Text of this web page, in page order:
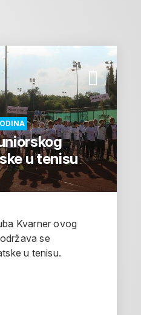
u tenisu
Kvarner ovog
se
u tenisu.